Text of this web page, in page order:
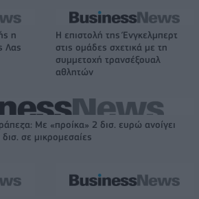
η
Λας
Η επιστολή της Ένγκελμπερτ
στις ομάδες σχετικά με τη
συμμετοχή τρανσέξουαλ
αθλητών
Με «προίκα» 2 δισ. ευρώ ανοίγει
σε μικρομεσαίες